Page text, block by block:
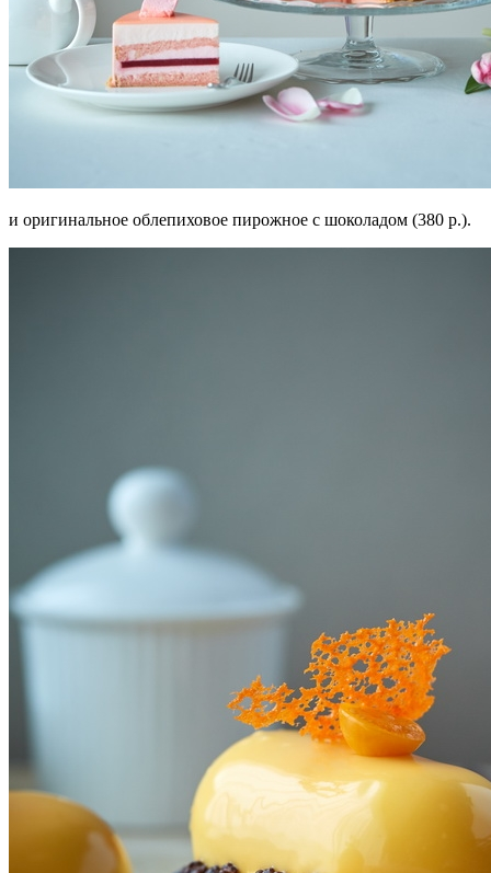
и оригинальное облепиховое пирожное с шоколадом (380 р.).